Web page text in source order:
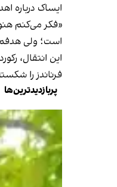
ایساک درباره
«فکر می‌کنم
است؛ ولی هدفم
فرناندز را
پربازدیدترین‌ها